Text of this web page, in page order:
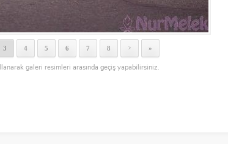
3 4 5 6 7 8 > »
galeri resimleri arasında geçiş yapabilirsiniz.